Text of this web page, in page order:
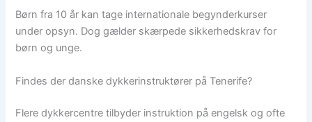
Børn fra 10 år kan tage internationale begynderkurser
under opsyn. Dog gælder skærpede sikkerhedskrav for
børn og unge.
Findes der danske dykkerinstruktører på Tenerife?
Flere dykkercentre tilbyder instruktion på engelsk og ofte